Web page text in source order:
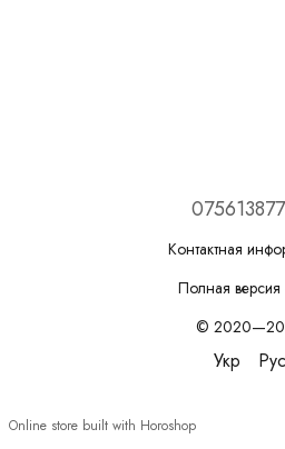
Контактная
Полная версия
©
Укр Рус
Online store built with Horoshop